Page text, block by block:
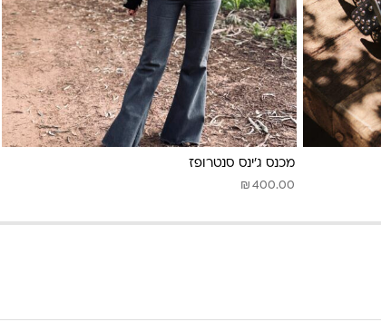
מכנס ג’ינס סנטרופז
₪ 400.00